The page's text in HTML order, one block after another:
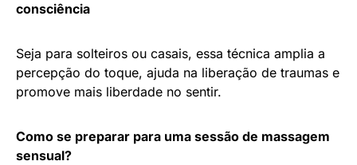
consciência
Seja para solteiros ou casais, essa técnica amplia a
percepção do toque, ajuda na liberação de traumas e
promove mais liberdade no sentir.
Como se preparar para uma sessão de massagem
sensual?